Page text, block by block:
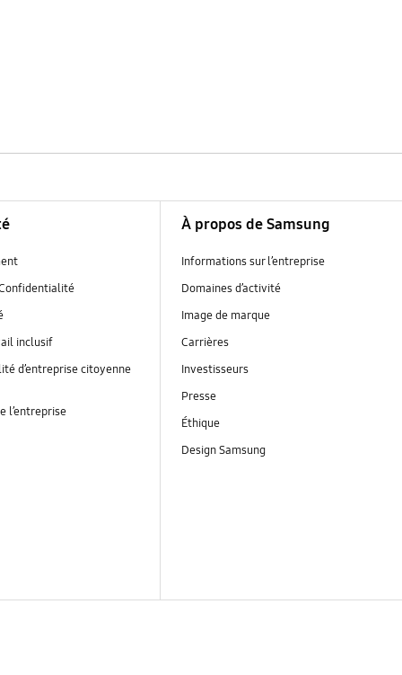
inclusif
d’entreprise citoyenne
l’entreprise
À propos de Samsung
Informations sur l’entreprise
Domaines d’activité
Image de marque
Carrières
Investisseurs
Presse
Éthique
Design Samsung